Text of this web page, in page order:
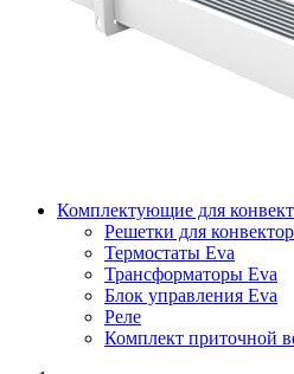
Комплектующие для
Решетки для
Термостаты Eva
Трансформаторы Eva
Блок управления Eva
Реле
Комплект приточной